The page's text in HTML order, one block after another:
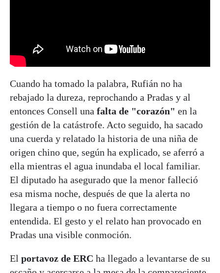
Cuando ha tomado la palabra, Rufián no ha
rebajado la dureza, reprochando a Pradas y al
entonces Consell una falta de "corazón" en la
gestión de la catástrofe. Acto seguido, ha sacado
una cuerda y relatado la historia de una niña de
origen chino que, según ha explicado, se aferró a
ella mientras el agua inundaba el local familiar.
El diputado ha asegurado que la menor falleció
esa misma noche, después de que la alerta no
llegara a tiempo o no fuera correctamente
entendida. El gesto y el relato han provocado en
Pradas una visible conmoción.
El portavoz de ERC ha llegado a levantarse de su